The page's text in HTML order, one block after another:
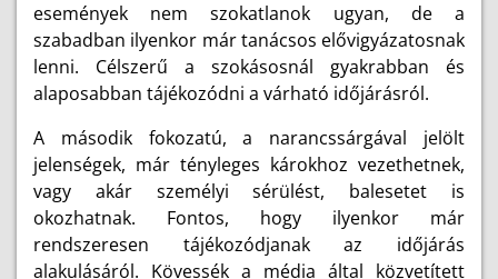
események nem szokatlanok ugyan, de a
szabadban ilyenkor már tanácsos elővigyázatosnak
lenni. Célszerű a szokásosnál gyakrabban és
alaposabban tájékozódni a várható időjárásról.
A második fokozatú, a narancssárgával jelölt
jelenségek, már tényleges károkhoz vezethetnek,
vagy akár személyi sérülést, balesetet is
okozhatnak. Fontos, hogy ilyenkor már
rendszeresen tájékozódjanak az időjárás
alakulásáról. Kövessék a média által közvetített